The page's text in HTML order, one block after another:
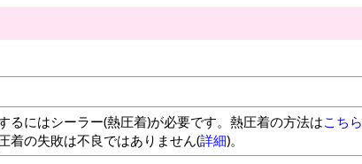
るにはシーラー(熱圧着)が必要です。熱圧着の方法はこちら
着の失敗は不良ではありません(詳細)。